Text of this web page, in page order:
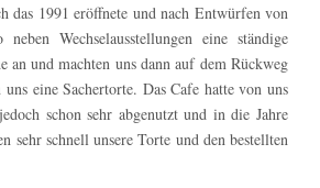
das 1991 eröffnete und nach Entwürfen von
Wechselausstellungen eine ständige
an und machten uns dann auf dem Rückweg
eine Sachertorte. Das Cafe hatte von uns
schon sehr abgenutzt und in die Jahre
schnell unsere Torte und den bestellten